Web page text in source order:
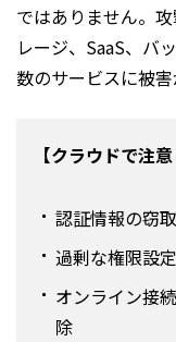
ではありません。
レージ、SaaS、バ
数のサービスに被害
【クラウドで注
認証情報の窃
過剰な権限設
オンライン接
除